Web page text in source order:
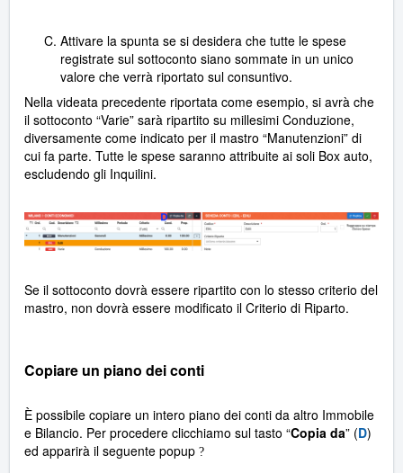
Attivare la spunta se si desidera che tutte le spese
registrate sul sottoconto siano sommate in un unico
valore che verrà riportato sul consuntivo.
Nella videata precedente riportata come esempio, si avrà che
il sottoconto “Varie” sarà ripartito su millesimi Conduzione,
diversamente come indicato per il mastro “Manutenzioni” di
cui fa parte. Tutte le spese saranno attribuite ai soli Box auto,
escludendo gli Inquilini.
Se il sottoconto dovrà essere ripartito con lo stesso criterio del
mastro, non dovrà essere modificato il Criterio di Riparto.
Copiare un piano dei conti
È possibile copiare un intero piano dei conti da altro Immobile
e Bilancio. Per procedere clicchiamo sul tasto “Copia da” (D)
ed apparirà il seguente popup ?